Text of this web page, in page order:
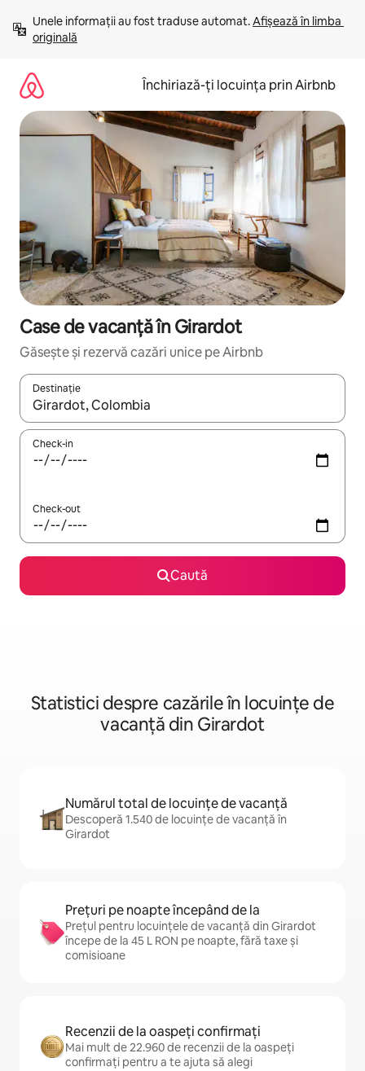
mergi
conținut
Unele informații au fost traduse automat. Afișează în limba
originală
Închiriază-ți locuința prin Airbnb
Case de vacanță în Girardot
Găsește și rezervă cazări unice pe Airbnb
Destinație
Când se încarcă rezultatele, navighează folosind tastele
Check-in
Check-out
Caută
Statistici despre cazările în locuințe de
vacanță din Girardot
Numărul total de locuințe de vacanță
Descoperă 1.540 de locuințe de vacanță în
Girardot
Prețuri pe noapte începând de la
Prețul pentru locuințele de vacanță din Girardot
începe de la 45 L RON pe noapte, fără taxe și
comisioane
Recenzii de la oaspeți confirmați
Mai mult de 22.960 de recenzii de la oaspeți
confirmați pentru a te ajuta să alegi